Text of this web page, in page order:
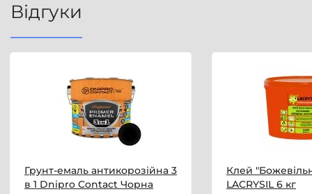
Відгуки
Грунт-емаль антикорозійна 3
в 1 Dnipro Contact Чорна
Клей
LACRYSIL 6 кг